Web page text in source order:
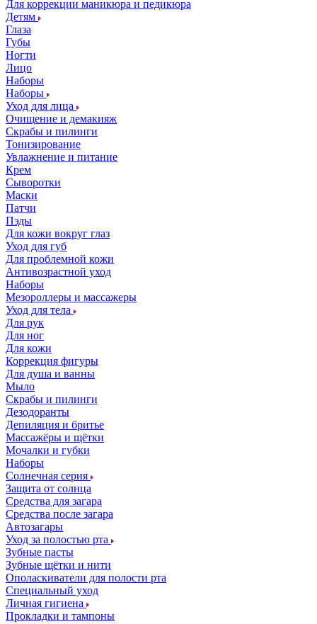
Для коррекции маникюра и педикюра
Детям
Глаза
Губы
Ногти
Лицо
Наборы
Наборы
Уход для лица
Очищение и демакияж
Скрабы и пилинги
Тонизирование
Увлажнение и питание
Крем
Сыворотки
Маски
Патчи
Пэды
Для кожи вокруг глаз
Уход для губ
Для проблемной кожи
Антивозрастной уход
Наборы
Мезороллеры и массажеры
Уход для тела
Для рук
Для ног
Для кожи
Коррекция фигуры
Для душа и ванны
Мыло
Скрабы и пилинги
Дезодоранты
Депиляция и бритье
Массажёры и щётки
Мочалки и губки
Наборы
Солнечная серия
Защита от солнца
Средства для загара
Средства после загара
Автозагары
Уход за полостью рта
Зубные пасты
Зубные щётки и нити
Ополаскиватели для полости рта
Специальный уход
Личная гигиена
Прокладки и тампоны